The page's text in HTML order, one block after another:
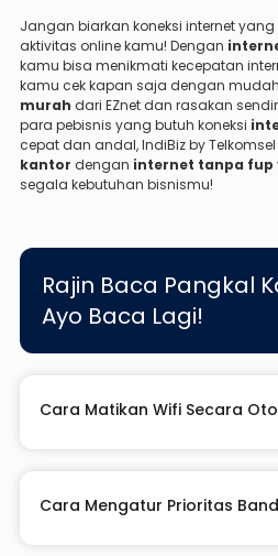
Jangan biarkan koneksi internet
aktivitas online kamu! Dengan
kamu bisa menikmati kecepatan
kamu cek kapan saja dengan
murah dari EZnet dan rasakan
para pebisnis yang butuh koneksi
cepat dan andal, IndiBiz by
kantor dengan internet tanpa fup
segala kebutuhan bisnismu!
Rajin Baca Pangkal
Ayo Baca Lagi!
Cara Matikan Wifi Secara
Cara Mengatur Prioritas